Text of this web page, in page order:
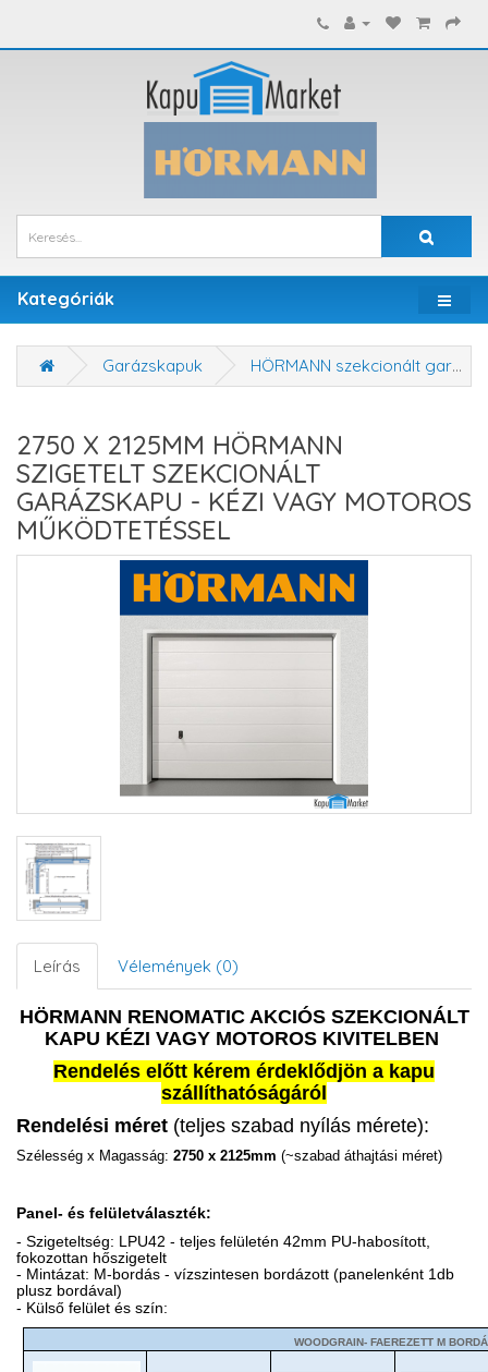
Kategóriák
Garázskapuk HÖRMANN szekcionált garázskapuk
2750 X 2125MM HÖRMANN
SZIGETELT SZEKCIONÁLT
GARÁZSKAPU - KÉZI VAGY MOTOROS
MŰKÖDTETÉSSEL
Leírás Vélemények (0)
HÖRMANN RENOMATIC AKCIÓS SZEKCIONÁLT
KAPU KÉZI VAGY MOTOROS KIVITELBEN
Rendelés előtt kérem érdeklődjön a kapu
szállíthatóságáról
Rendelési méret (teljes szabad nyílás mérete):
Szélesség x Magasság: 2750 x 2125mm (~szabad áthajtási méret)
Panel- és felületválaszték:
- Szigeteltség: LPU42 - teljes felületén 42mm PU-habosított,
fokozottan hőszigetelt
- Mintázat: M-bordás - vízszintesen bordázott (panelenként 1db
plusz bordával)
- Külső felület és szín:
WOODGRAIN- FAEREZETT M